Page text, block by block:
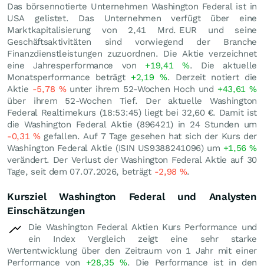
Das börsennotierte Unternehmen Washington Federal ist in
USA gelistet. Das Unternehmen verfügt über eine
Marktkapitalisierung von 2,41 Mrd. EUR und seine
Geschäftsaktivitäten sind vorwiegend der Branche
Finanzdienstleistungen zuzuordnen. Die Aktie verzeichnet
eine Jahresperformance von +19,41 %. Die aktuelle
Monatsperformance beträgt +2,19%. Derzeit notiert die
Aktie -5,78 %unter ihrem 52-Wochen Hoch und +43,61%
über ihrem 52-Wochen Tief. Der aktuelle Washington
Federal Realtimekurs (18:53:45) liegt bei 32,60 €. Damit ist
die Washington Federal Aktie (896421) in 24 Stunden um
-0,31%gefallen. Auf 7 Tage gesehen hat sich der Kurs der
Washington Federal Aktie (ISIN US9388241096) um +1,56%
verändert. Der Verlust der Washington Federal Aktie auf 30
Tage, seit dem 07.07.2026, beträgt -2,98 %.
Kursziel Washington Federal und Analysten
Einschätzungen
Die Washington Federal Aktien Kurs Performance und
ein Index Vergleich zeigt eine sehr starke
Wertentwicklung über den Zeitraum von 1 Jahr mit einer
Performance von +28,35%. Die Performance ist in den